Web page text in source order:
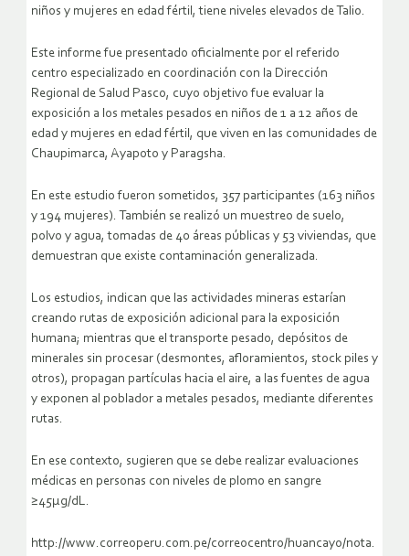
niños y mujeres en edad fértil, tiene niveles elevados de Talio.
Este informe fue presentado oficialmente por el referido
centro especializado en coordinación con la Dirección
Regional de Salud Pasco, cuyo objetivo fue evaluar la
exposición a los metales pesados en niños de 1 a 12 años de
edad y mujeres en edad fértil, que viven en las comunidades de
Chaupimarca, Ayapoto y Paragsha.
En este estudio fueron sometidos, 357 participantes (163 niños
y 194 mujeres). También se realizó un muestreo de suelo,
polvo y agua, tomadas de 40 áreas públicas y 53 viviendas, que
demuestran que existe contaminación generalizada.
Los estudios, indican que las actividades mineras estarían
creando rutas de exposición adicional para la exposición
humana; mientras que el transporte pesado, depósitos de
minerales sin procesar (desmontes, afloramientos, stock piles y
otros), propagan partículas hacia el aire, a las fuentes de agua
y exponen al poblador a metales pesados, mediante diferentes
rutas.
En ese contexto, sugieren que se debe realizar evaluaciones
médicas en personas con niveles de plomo en sangre
≥45μg/dL.
http://www.correoperu.com.pe/correocentro/huancayo/nota.